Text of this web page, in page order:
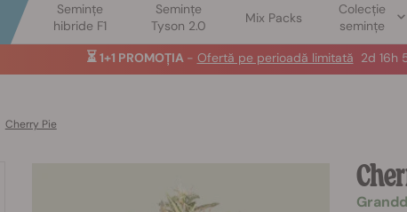
Semințe
hibride F1
Semințe
Tyson 2.0
Mix Packs
Colecție
semințe
⏳1+1 PROMOȚIA - Ofertă pe perioadă limitată 2d 16h
Cherry Pie